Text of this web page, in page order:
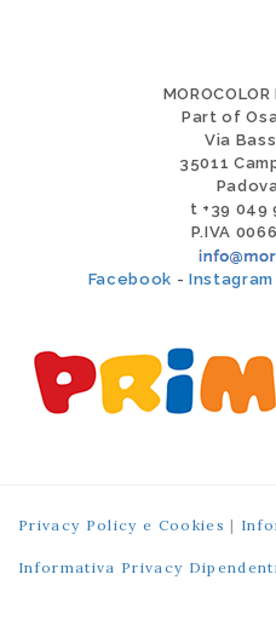
Part of
Via
35011
t +39 049
P.IVA
Facebook -Instagram
Privacy Policy e Cookies |
Informativa Privacy